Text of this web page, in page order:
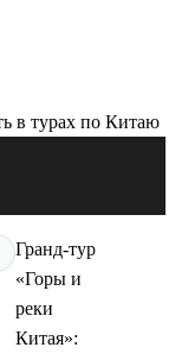
Гранд-тур
«Горы и
реки
Китая»: